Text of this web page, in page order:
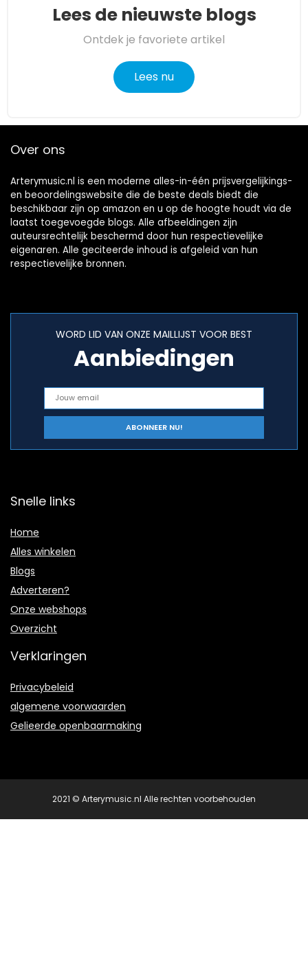
Lees de nieuwste blogs
Ontdek je favoriete artikel
Lees nu
Over ons
Arterymusic.nl is een moderne alles-in-één prijsvergelijkings-
en beoordelingswebsite die de beste deals biedt die
beschikbaar zijn op amazon en u op de hoogte houdt via de
laatst toegevoegde blogs. Alle afbeeldingen zijn
auteursrechtelijk beschermd door hun respectievelijke
eigenaren. Alle geciteerde inhoud is afgeleid van hun
respectievelijke bronnen.
WORD LID VAN ONZE MAILLIJST VOOR BEST
Aanbiedingen
Snelle links
Home
Alles winkelen
Blogs
Adverteren?
Onze webshops
Overzicht
Verklaringen
Privacybeleid
algemene voorwaarden
Gelieerde openbaarmaking
2021 © Arterymusic.nl Alle rechten voorbehouden